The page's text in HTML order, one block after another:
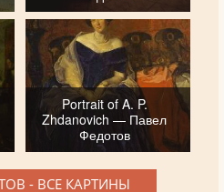
Portrait of A. P.
Zhdanovich — Павел
Федотов
- ВСЕ КАРТИНЫ